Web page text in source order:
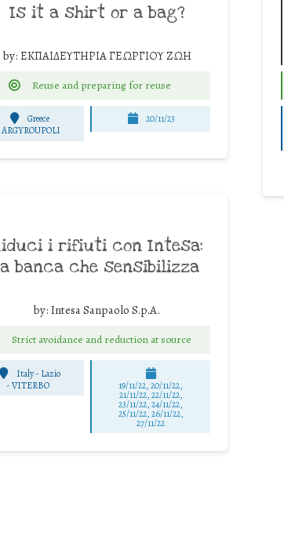
Is it a shirt or a bag?
by: ΕΚΠΑΙΔΕΥΤΗΡΙΑ ΓΕΩΡΓΙΟΥ ΖΩΗ
Reuse and preparing for reuse
Greece
ARGYROUPOLI
20/11/23
i rifiuti con Intesa:
banca che sensibilizza
by: Intesa Sanpaolo S.p.A.
Strict avoidance and reduction at source
Italy - Lazio
-VITERBO 19/11/22, 20/11/22,
21/11/22, 22/11/22,
23/11/22, 24/11/22,
25/11/22, 26/11/22,
27/11/22